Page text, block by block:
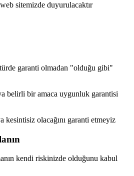
sitemizde duyurulacaktır
garanti olmadan "olduğu gibi"
belirli bir amaca uygunluk garantisi
kesintisiz olacağını garanti etmeyiz
kendi riskinizde olduğunu kabul